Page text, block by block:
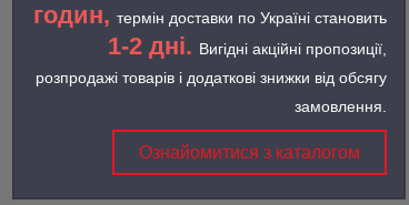
годин, термін доставки по Україні становить
1-2 дні. Вигідні акційні пропозиції,
розпродажі товарів і додаткові знижки від обсягу
замовлення.
Ознайомитися з каталогом